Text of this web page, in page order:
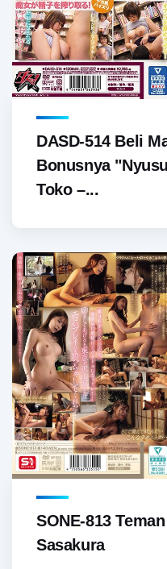
DASD-514 Beli
Bonusnya
Toko –...
SONE-813
Sasakura